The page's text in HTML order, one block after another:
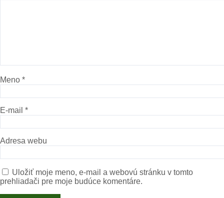
Meno *
E-mail *
Adresa webu
Uložiť moje meno, e-mail a webovú stránku v tomto
prehliadači pre moje budúce komentáre.